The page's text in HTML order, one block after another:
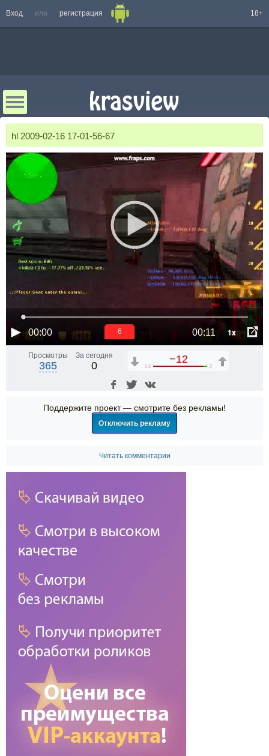
Вход или регистрация 18+
hl 2009-02-16 17-01-56-67
00:00 00:11 1x
5
Просмотры
365
За сегодня
0
−12
14 2
Поддержите проект — смотрите без рекламы!
Отключить рекламу
Читать комментарии